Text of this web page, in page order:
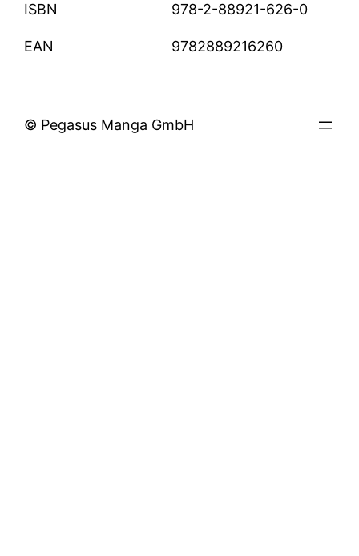
ISBN 978-2-88921-626-0
EAN 9782889216260
© Pegasus Manga GmbH